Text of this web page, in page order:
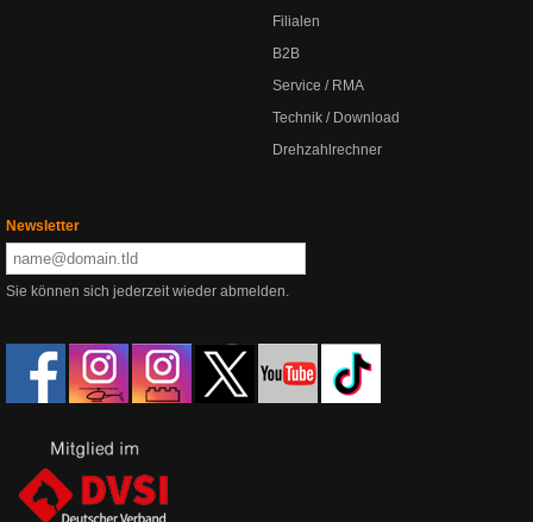
Filialen
B2B
Service / RMA
Technik / Download
Drehzahlrechner
Newsletter
Sie können sich jederzeit wieder abmelden.